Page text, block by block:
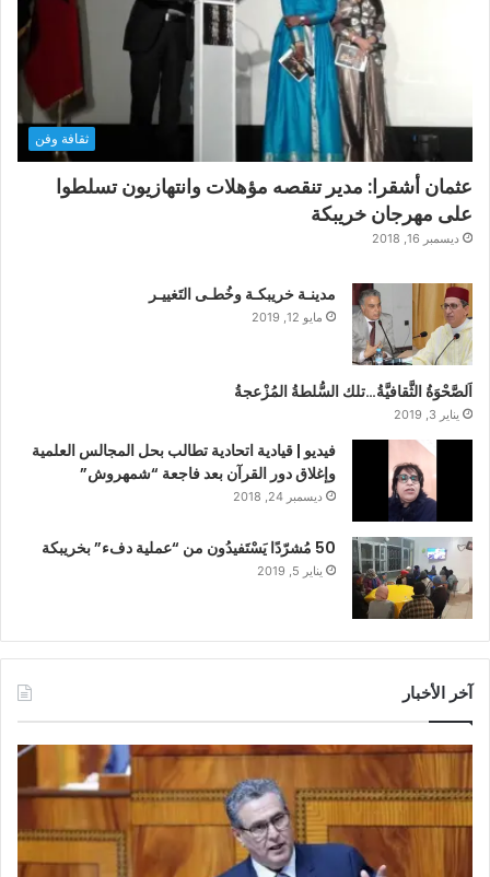
ثقافة وفن
عثمان أشقرا: مدير تنقصه مؤهلات وانتهازيون تسلطوا
على مهرجان خريبكة
ديسمبر 16, 2018
مدينـة خريبكـة وخُطـى التَغييـر
مايو 12, 2019
اَلصَّحْوَةُ الثَّقافيَّةُ…تلك السُّلطةُ المُزْعجةُ
يناير 3, 2019
فيديو | قيادية اتحادية تطالب بحل المجالس العلمية
وإغلاق دور القرآن بعد فاجعة “شمهروش”
ديسمبر 24, 2018
50 مُشرّدًا يَسْتَفيدُون من “عملية دفء” بخريبكة
يناير 5, 2019
آخر الأخبار